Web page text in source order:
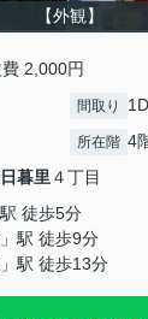
【外観】
2,000円
間取り
所在階 4
暮里４丁目
駅 徒歩5分
」駅 徒歩9分
」駅 徒歩13分